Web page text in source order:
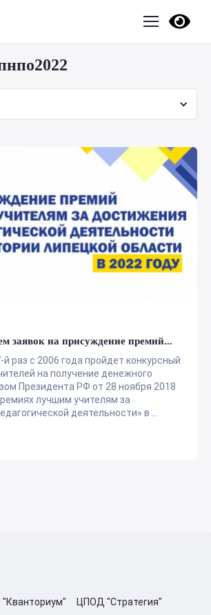
заявок на присуждение премий...
й раз с 2006 года пройдет конкурсный
на получение денежного
Президента РФ от 28 ноября 2018
лучшим учителям за
деятельности» в ...
ЦПОД "Стратегия"